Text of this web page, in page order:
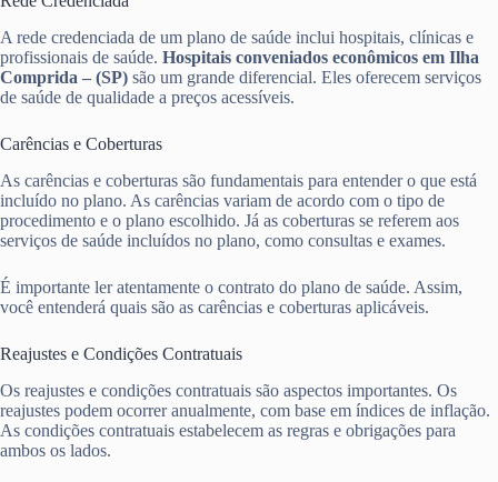
A rede credenciada de um plano de saúde inclui hospitais, clínicas e
profissionais de saúde. Hospitais conveniados econômicos em Ilha
Comprida – (SP) são um grande diferencial. Eles oferecem serviços
de saúde de qualidade a preços acessíveis.
Carências e Coberturas
As carências e coberturas são fundamentais para entender o que está
incluído no plano. As carências variam de acordo com o tipo de
procedimento e o plano escolhido. Já as coberturas se referem aos
serviços de saúde incluídos no plano, como consultas e exames.
É importante ler atentamente o contrato do plano de saúde. Assim,
você entenderá quais são as carências e coberturas aplicáveis.
Reajustes e Condições Contratuais
Os reajustes e condições contratuais são aspectos importantes. Os
reajustes podem ocorrer anualmente, com base em índices de inflação.
As condições contratuais estabelecem as regras e obrigações para
ambos os lados.